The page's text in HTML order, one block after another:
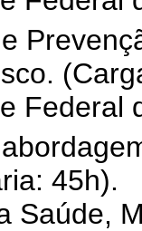
Federal
45h).
Saúde,